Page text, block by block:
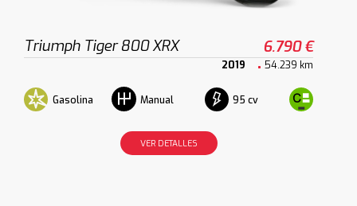
Triumph Tiger 800 XRX 6.790 €
2019 54.239 km
Gasolina Manual 95 cv
VER DETALLES